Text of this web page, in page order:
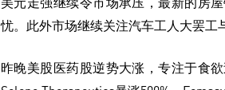
忧。此外市场继续关注汽车工人大罢工
昨晚美股医药股逆势大涨，专注于食